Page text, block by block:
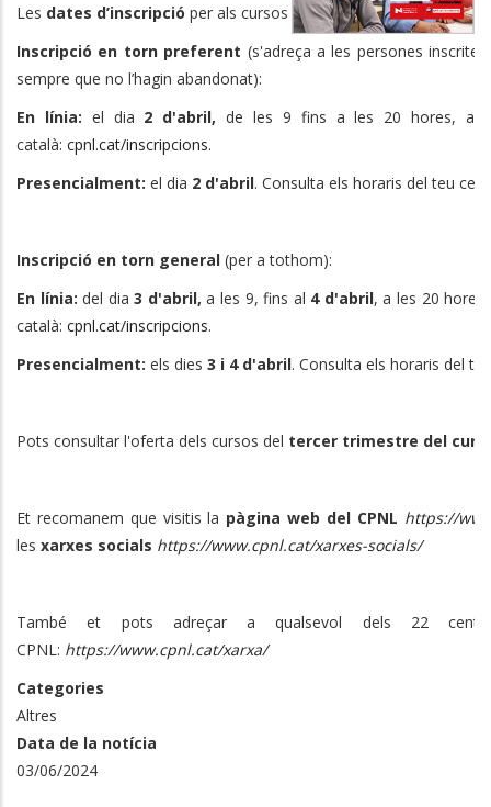
Les dates d’inscripció per als cursos de l'A1 al C1són les
Inscripció en torn preferent (s'adreça a les persones
sempre que no l’hagin abandonat):
En línia: el dia 2 d'abril,de les 9 fins a les 20 hores, a
català: cpnl.cat/inscripcions.
Presencialment: el dia 2 d'abril. Consulta els horaris del teu
Inscripció en torn general (per a tothom):
En línia:del dia 3 d'abril,a les 9, fins al 4 d'abril, a les 20 hores,
català: cpnl.cat/inscripcions.
Presencialment: els dies 3 i 4 d'abril. Consulta els horaris del
Pots consultar l'oferta dels cursos del tercer trimestre del curs
Et recomanem que visitis la pàgina web del CPNL https://
les xarxes socials https://www.cpnl.cat/xarxes-socials/
També et pots adreçar a qualsevol dels 22
CPNL: https://www.cpnl.cat/xarxa/
Categories
Altres
Data de la notícia
03/06/2024